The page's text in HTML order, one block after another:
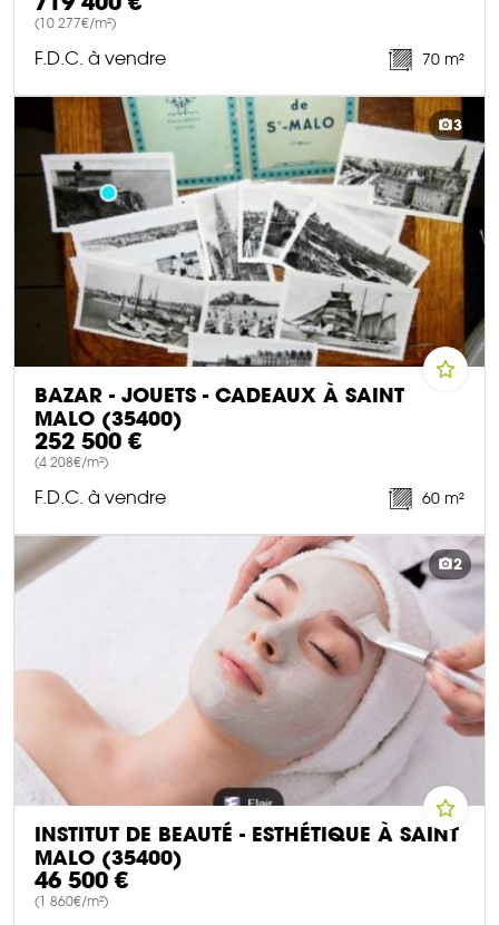
(10 277€/m²)
F.D.C. à vendre 70 m²
DÉCOUVRIR CE BIEN
3
BAZAR - JOUETS - CADEAUX À SAINT
MALO (35400)
252 500 €
(4 208€/m²)
F.D.C. à vendre 60 m²
DÉCOUVRIR CE BIEN
2
INSTITUT DE BEAUTÉ - ESTHÉTIQUE À SAINT
MALO (35400)
46 500 €
(1 860€/m²)